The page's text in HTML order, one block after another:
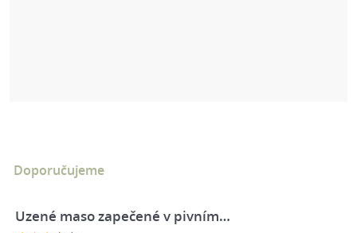
Doporučujeme
Uzené maso zapečené v pivním…